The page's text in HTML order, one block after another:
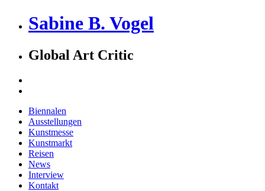
Sabine B. Vogel
Global Art Critic
Biennalen
Ausstellungen
Kunstmesse
Kunstmarkt
Reisen
News
Interview
Kontakt